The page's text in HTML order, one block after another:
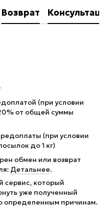
Возврат
(при условии
от общей суммы
(при условии
до 1 кг)
обмен или возврат
Детальнее.
сервис, который
уже полученный
определенным причинам.